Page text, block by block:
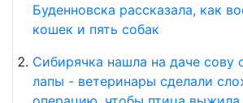
Буденновска рассказала, как
кошек и пять собак
Сибирячка нашла на даче сову
лапы - ветеринары сделали